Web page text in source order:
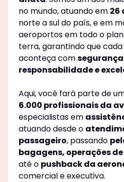
no mundo, atuando em 26
norte a sul do país, e em
aeroportos em todo o
terra, garantindo que
aconteça com
responsabilidade e
Aqui, você fará parte de
6.000 profissionais da
especialistas em
atuando desde o
passageiro, passando
bagagens, operações
até o pushback da
comercial e executiva.